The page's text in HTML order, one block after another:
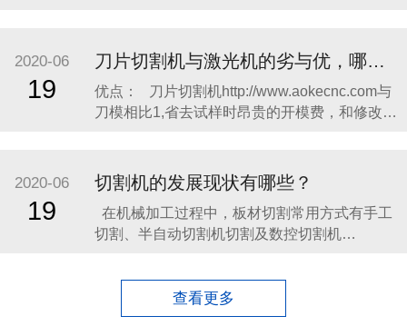
胶、柔性线路板、绝缘材料、特种胶粘带、光
学材料、薄膜按键开
2020-06
19
刀片切割机与激光机的劣与优，哪个更合适你?
​优点： 刀片切割机http://www.aokecnc.com与
刀模相比1,省去试样时昂贵的开模费，和修改试
月的开模费，便可购一台切割机了，这也是绘
图切割机迅速取代刀模打样的主要原因之一,传
统刀
2020-06
19
切割机的发展现状有哪些？
在机械加工过程中，板材切割常用方式有手工
切割、半自动切割机切割及数控切割机
费大、后续加工工作量大，同时劳动条件恶
劣，生产效率低。​半自动切割机中仿形切割
查看更多